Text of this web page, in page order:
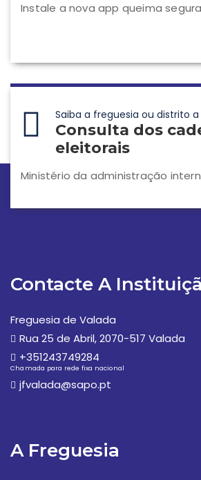
Instale a nova app queima segura
Saiba a freguesia ou distrito
Consulta dos
eleitorais
Ministério da administração
Contacte A
Freguesia de Valada
Rua 25 de Abril, 2070-517 Valada
+351243749284
Chamada para rede fixa nacional
jfvalada@sapo.pt
A Freguesia